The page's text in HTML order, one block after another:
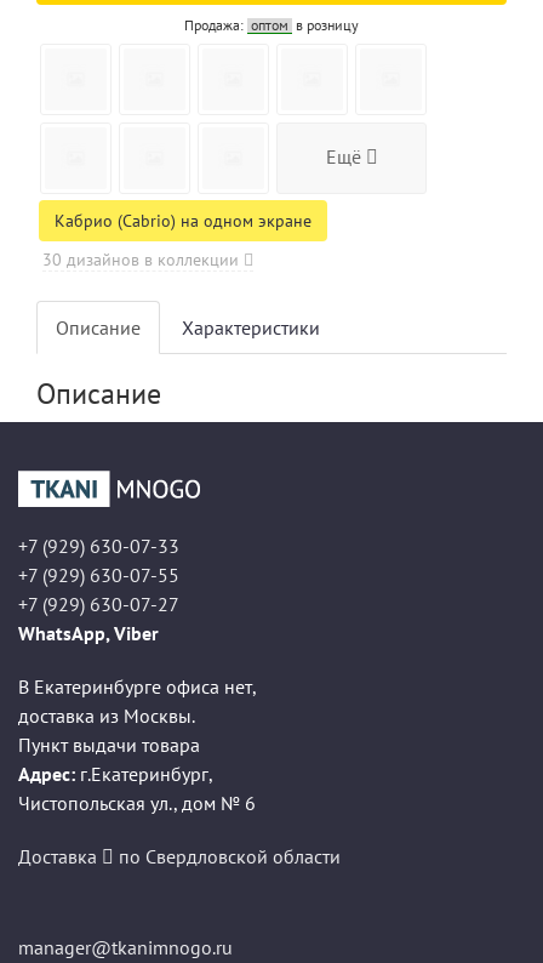
Продажа: оптом в розницу
Ещё
Кабрио (Cabrio) на одном экране
30 дизайнов в коллекции
Описание Характеристики
Описание
+7 (929) 630-07-33
+7 (929) 630-07-55
+7 (929) 630-07-27
WhatsApp, Viber
В Екатеринбурге офиса нет,
доставка из Москвы.
Пункт выдачи товара
Адрес: г.Екатеринбург,
Чистопольская ул., дом № 6
Доставка по Свердловской области
manager@tkanimnogo.ru